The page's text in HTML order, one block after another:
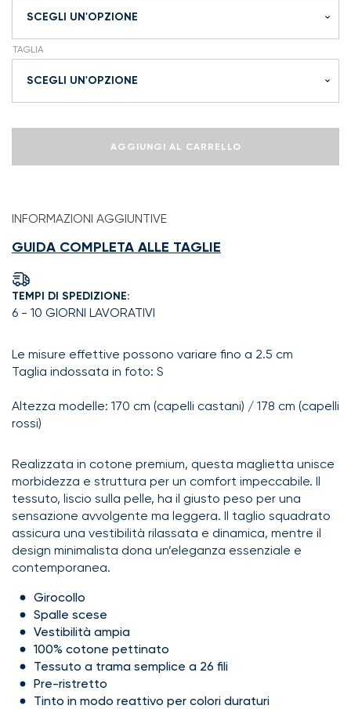
TAGLIA
guarda
significa
è
di
te
quantità
AGGIUNGI AL CARRELLO
INFORMAZIONI AGGIUNTIVE
GUIDA COMPLETA ALLE TAGLIE
TEMPI DI SPEDIZIONE:
6 - 10 GIORNI LAVORATIVI
Le misure effettive possono variare fino a 2.5 cm
Taglia indossata in foto: S
Altezza modelle: 170 cm (capelli castani) / 178 cm (capelli
rossi)
Realizzata in cotone premium, questa maglietta unisce
morbidezza e struttura per un comfort impeccabile. Il
tessuto, liscio sulla pelle, ha il giusto peso per una
sensazione avvolgente ma leggera. Il taglio squadrato
assicura una vestibilità rilassata e dinamica, mentre il
design minimalista dona un’eleganza essenziale e
contemporanea.
Girocollo
Spalle scese
Vestibilità ampia
100% cotone pettinato
Tessuto a trama semplice a 26 fili
Pre-ristretto
Tinto in modo reattivo per colori duraturi